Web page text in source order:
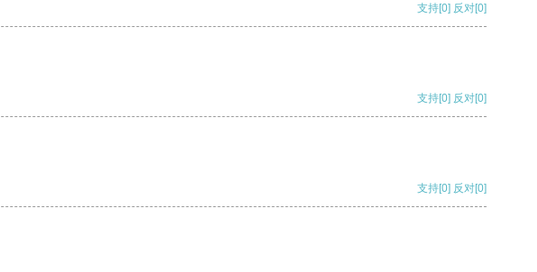
支持[0] 反对[0]
支持[0] 反对[0]
支持[0] 反对[0]